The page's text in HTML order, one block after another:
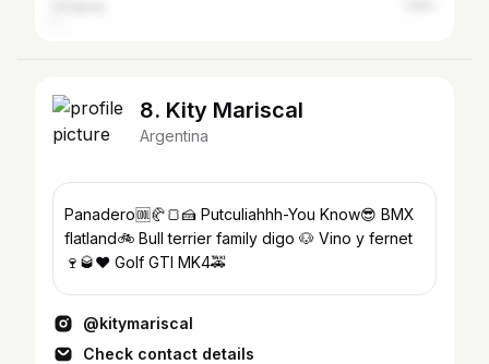
8. Kity Mariscal
Argentina
Panadero🆒🥐🍞🍰 Putculiahhh-You Know😎 BMX
flatland🚲 Bull terrier family digo 🐶 Vino y fernet
🍷🥃❤️ Golf GTI MK4🚕
@kitymariscal
Check contact details